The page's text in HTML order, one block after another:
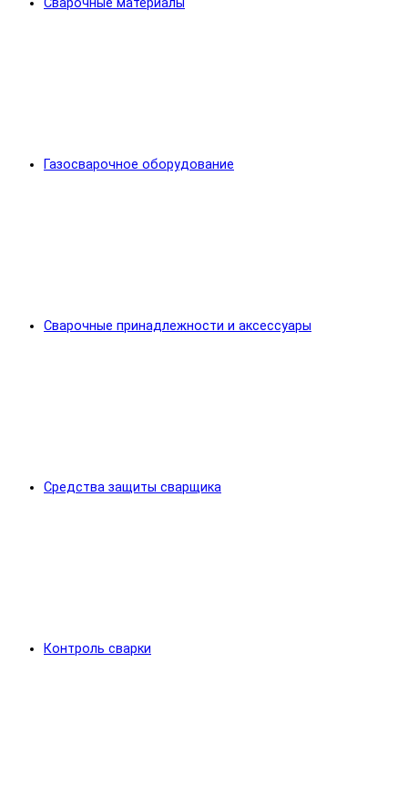
Газосварочное оборудование
Сварочные принадлежности и аксессуары
Средства защиты сварщика
Контроль сварки